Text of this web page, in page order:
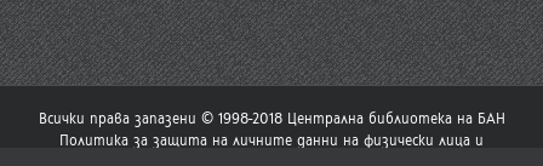
Всички права запазени © 1998-2018 Централна библиотека на БАН
Политика за защита на личните данни на физически лица и